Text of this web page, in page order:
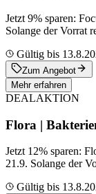
Jetzt 9% sparen:
Solange der Vorrat
Gültig bis
Zum Angebot
Mehr erfahren
DEALAKTION
Flora |
Jetzt 12% sparen:
21.9. Solange der
Gültig bis